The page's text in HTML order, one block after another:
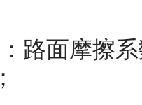
路面摩擦